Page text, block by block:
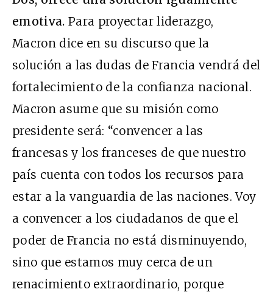
emotiva.Para proyectar liderazgo,
Macron dice en su discurso que la
solución a las dudas de Francia vendrá del
fortalecimiento de la confianza nacional.
Macron asume que su misión como
presidente será: “convencer a las
francesas y los franceses de que nuestro
país cuenta con todos los recursos para
estar a la vanguardia de las naciones. Voy
a convencer a los ciudadanos de que el
poder de Francia no está disminuyendo,
sino que estamos muy cerca de un
renacimiento extraordinario, porque